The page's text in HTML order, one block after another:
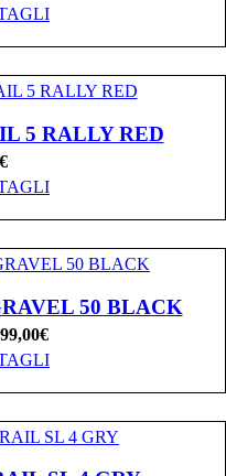
5 RALLY RED
€
50 BLACK
€